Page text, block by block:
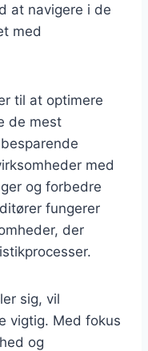
at navigere i de
med
til at optimere
de mest
med
og forbedre
fungerer
der
sig, vil
vigtig. Med fokus
og